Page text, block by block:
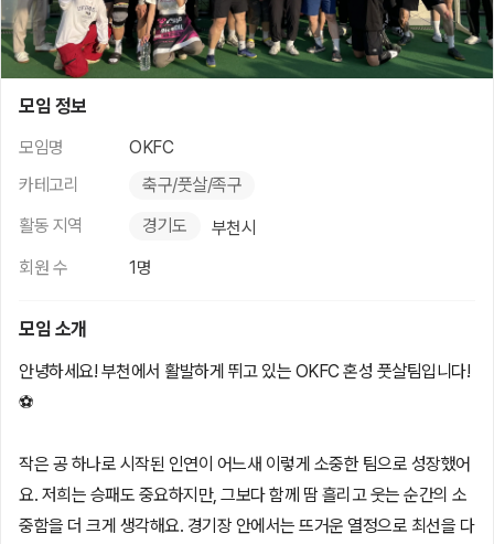
로
가
모임 정보
모임명
OKFC
카테고리
축구/풋살/족구
활동 지역
경기도
부천시
회원 수
1명
모임 소개
안녕하세요! 부천에서 활발하게 뛰고 있는 OKFC 혼성 풋살팀입니다!
⚽
작은 공 하나로 시작된 인연이 어느새 이렇게 소중한 팀으로 성장했어
요. 저희는 승패도 중요하지만, 그보다 함께 땀 흘리고 웃는 순간의 소
중함을 더 크게 생각해요. 경기장 안에서는 뜨거운 열정으로 최선을 다